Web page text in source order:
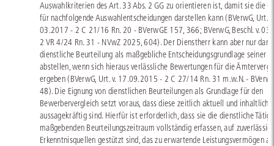
Auswahlkriterien des Art. 33 Abs. 2 GG zu orientieren ist, damit sie die
für nachfolgende Auswahlentscheidungen darstellen kann (BVerwG, Urt.
03.2017 - 2 C 21/16 Rn. 20 - BVerwGE 157, 366; BVerwG, Beschl. v.
2 VR 4/24 Rn. 31 - NVwZ 2025, 604). Der Dienstherr kann aber nur
dienstliche Beurteilung als maßgebliche Entscheidungsgrundlage seiner
abstellen, wenn sich hieraus verlässliche Bewertungen für die
ergeben (BVerwG, Urt. v. 17.09.2015 - 2 C 27/14 Rn. 31 m.w.N. -
48). Die Eignung von dienstlichen Beurteilungen als Grundlage für den
Bewerbervergleich setzt voraus, dass diese zeitlich aktuell und inhaltlich
aussagekräftig sind. Hierfür ist erforderlich, dass sie die dienstliche
maßgebenden Beurteilungszeitraum vollständig erfassen, auf
Erkenntnisquellen gestützt sind, das zu erwartende Leistungsvermögen